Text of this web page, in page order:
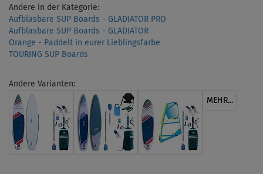
Andere in der Kategorie:
Aufblasbare SUP Boards - GLADIATOR PRO
Aufblasbare SUP Boards - GLADIATOR
Orange - Paddelt in eurer Lieblingsfarbe
TOURING SUP Boards
Andere Varianten:
MEHR...